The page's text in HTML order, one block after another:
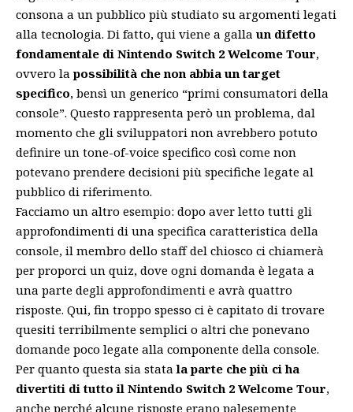
consona a un pubblico più studiato su argomenti legati
alla tecnologia. Di fatto, qui viene a galla un difetto
fondamentale di Nintendo Switch 2 Welcome Tour,
ovvero lapossibilità che non abbia un target
specifico, bensì un generico “primi consumatori della
console”. Questo rappresenta però un problema, dal
momento che gli sviluppatori non avrebbero potuto
definire un tone-of-voice specifico così come non
potevano prendere decisioni più specifiche legate al
pubblico di riferimento.
Facciamo un altro esempio: dopo aver letto tutti gli
approfondimenti di una specifica caratteristica della
console, il membro dello staff del chiosco ci chiamerà
per proporci un quiz, dove ogni domanda è legata a
una parte degli approfondimenti e avrà quattro
risposte. Qui, fin troppo spesso ci è capitato di trovare
quesiti terribilmente semplici o altri che ponevano
domande poco legate alla componente della console.
Per quanto questa sia statala parte che più ci ha
divertiti di tutto il Nintendo Switch 2 Welcome Tour,
anche perché alcune risposte erano palesemente